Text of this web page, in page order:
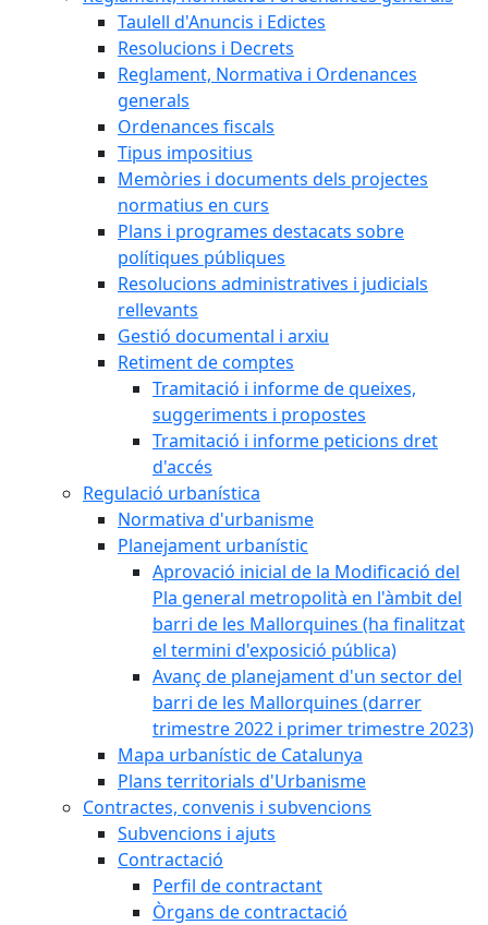
Taulell d'Anuncis i Edictes
Resolucions i Decrets
Reglament, Normativa i Ordenances
generals
Ordenances fiscals
Tipus impositius
Memòries i documents dels projectes
normatius en curs
Plans i programes destacats sobre
polítiques públiques
Resolucions administratives i judicials
rellevants
Gestió documental i arxiu
Retiment de comptes
Tramitació i informe de queixes,
suggeriments i propostes
Tramitació i informe peticions dret
d'accés
Regulació urbanística
Normativa d'urbanisme
Planejament urbanístic
Aprovació inicial de la Modificació del
Pla general metropolità en l'àmbit del
barri de les Mallorquines (ha finalitzat
el termini d'exposició pública)
Avanç de planejament d'un sector del
barri de les Mallorquines (darrer
trimestre 2022 i primer trimestre 2023)
Mapa urbanístic de Catalunya
Plans territorials d'Urbanisme
Contractes, convenis i subvencions
Subvencions i ajuts
Contractació
Perfil de contractant
Òrgans de contractació